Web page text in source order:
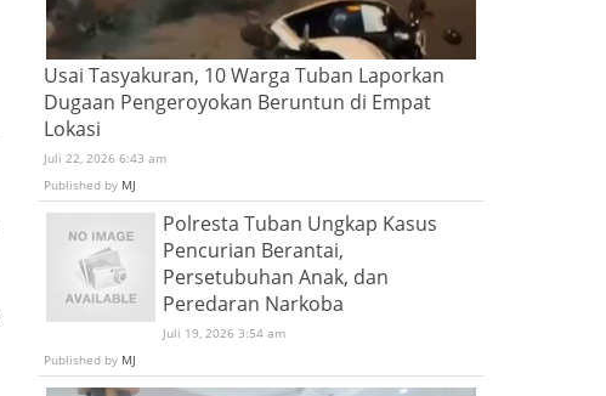
Usai Tasyakuran, 10 Warga Tuban Laporkan
Dugaan Pengeroyokan Beruntun di Empat
Lokasi
Juli 22, 2026 6:43 am
Published by MJ
Polresta Tuban Ungkap Kasus
Pencurian Berantai,
Persetubuhan Anak, dan
Peredaran Narkoba
Juli 19, 2026 3:54 am
Published by MJ